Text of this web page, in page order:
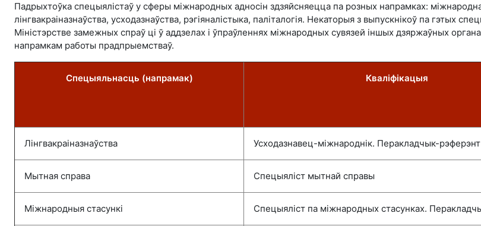
Падрыхтоўка спецыялістаў у сферы міжнародных адносін здзяйсняецца па розных напрамках:
лінгвакраіназнаўства, усходазнаўства, рэгіяналістыка, паліталогія. Некаторыя з выпускнікоў па
Міністэрстве замежных спраў ці ў аддзелах і ўпраўленнях міжнародных сувязей іншых дзяржаўных
напрамкам работы прадпрыемстваў.
Спецыяльнасць (напрамак) Кваліфікацыя
Лінгвакраіназнаўства Усходазнавец-міжнароднік. Перакладчык-рэферэнт
Мытная справа Спецыяліст мытнай справы
Міжнародныя стасункі Спецыяліст па міжнародных стасунках.